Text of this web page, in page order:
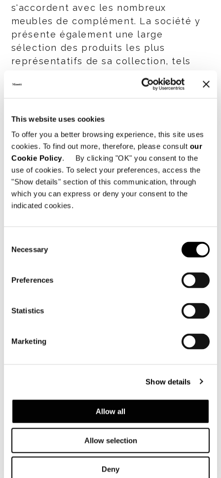
This website uses cookies
To offer you a better browsing experience, this site uses
cookies. To find out more, therefore, please consult our
Cookie Policy. By clicking "OK" you consent to the
use of cookies. To select your preferences, access the
"Show details" section of this communication, through
which you can express or deny your consent to the
indicated cookies.
Selection
Necessary
Preferences
Statistics
Marketing
Show details
Allow all
Allow selection
Deny
s'accordent avec les nombreux
meubles de complément. La société y
présente également une large
sélection des produits les plus
représentatifs de sa collection, tels
Allen, Andersen, Seymour et Yang.
présentation de la collection
d'extérieur, avec les systèmes de
sièges Indiana et Rivera.
Grâce à l’expansion du magasin phare
Minotti London by EDC, la société
consolide sa présence sur un marché
influentes dans le monde de